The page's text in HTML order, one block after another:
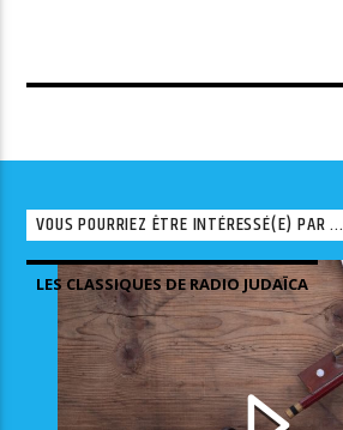
VOUS POURRIEZ ÊTRE INTÉRESSÉ(E) PAR ...
LES CLASSIQUES DE RADIO JUDAÏCA